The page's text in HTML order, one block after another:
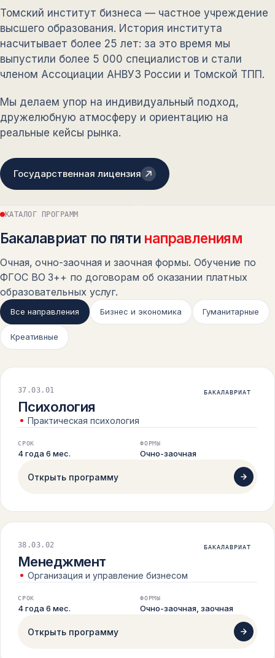
Томский институт бизнеса — частное учреждение
высшего образования. История института
насчитывает более 25 лет: за это время мы
выпустили более 5 000 специалистов и стали
членом Ассоциации АНВУЗ России и Томской ТПП.
Мы делаем упор на индивидуальный подход,
дружелюбную атмосферу и ориентацию на
реальные кейсы рынка.
Государственная лицензия
ЛИЦЕНЗИЯ
КАТАЛОГ ПРОГРАММ
Бакалавриат по пяти направлениям
Очная, очно-заочная и заочная формы. Обучение по
ФГОС ВО 3++ по договорам об оказании платных
образовательных услуг.
Все направления Бизнес и экономика Гуманитарные
Креативные
37.03.01 БАКАЛАВРИАТ
Психология
Практическая психология
СРОК
4 года 6 мес.
ФОРМЫ
Очно-заочная
Открыть программу
38.03.02 БАКАЛАВРИАТ
Менеджмент
Организация и управление бизнесом
СРОК
4 года 6 мес.
ФОРМЫ
Очно-заочная, заочная
Открыть программу